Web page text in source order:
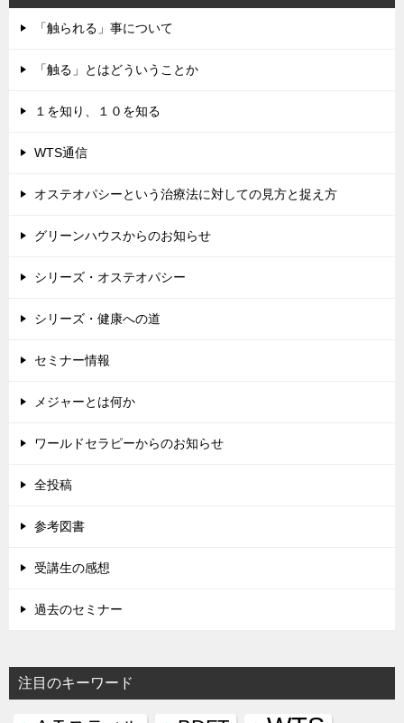
「触られる」事について
「触る」とはどういうことか
１を知り、１０を知る
WTS通信
オステオパシーという治療法に対しての見方と捉え方
グリーンハウスからのお知らせ
シリーズ・オステオパシー
シリーズ・健康への道
セミナー情報
メジャーとは何か
ワールドセラピーからのお知らせ
全投稿
参考図書
受講生の感想
過去のセミナー
注目のキーワード